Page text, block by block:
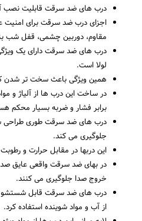
جستجو
درب های ضد سرقت قابلیت نصب
اجزای درب ضد سرقت برای امنیت
مقاوم، دوربین چشمی، قفل شب
درب های ضد سرقت دارای یک
لولا است.
همین ویژگی باعث سخت تر شدن
در ساخت این درب ها از آلیاژ و
برابر فشار و ضربه بسیار محکم
درب های ضد سرقت طوری طراحی
جلوگیری می کند.
این دربها در مقابل حرارت و
در بهای ضد سرقت واقعی عایق
خروج صدا جلوگیری می کنند.
درب های ضد سرقت قابل
از آب و مواد شوینده استفاده کرد.